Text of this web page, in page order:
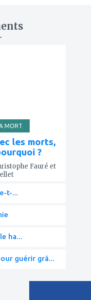
MORT
les morts,
?
Fauré et
t-...
ha...
guérir grâ...